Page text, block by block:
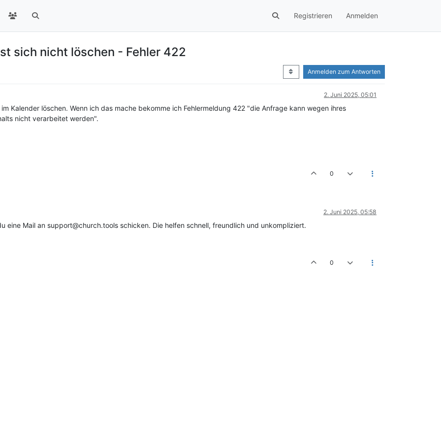
Registrieren Anmelden
sich nicht löschen - Fehler 422
Anmelden zum Antworten
2. Juni 2025, 05:01
Kalender löschen. Wenn ich das mache bekomme ich Fehlermeldung 422 "die Anfrage kann wegen ihres
nicht verarbeitet werden".
0
2. Juni 2025, 05:58
eine Mail an support@church.tools schicken. Die helfen schnell, freundlich und unkompliziert.
0